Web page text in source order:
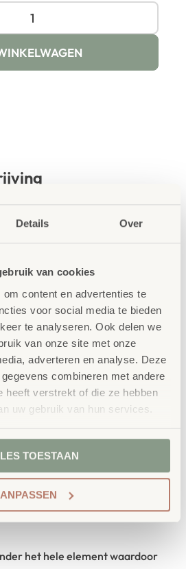
Details Over
van cookies
content en advertenties te
voor social media te bieden
te analyseren. Ook delen we
van onze site met onze
adverteren en analyse. Deze
combineren met andere
heeft verstrekt of die ze hebben
uw gebruik van hun services.
TOESTAAN
75x75cm is ontworpen om
te stimuleren door
voegen aan de speelomgeving.
eroverheen kruipen of
van een groter parcours. De
en voorzien van een veilige
zijn duurzaam en bestand
terwijl de afgeronde hoeken
Dit platform bevordert niet
maar ook samenwerking en
bij hoogte maat 0 naar
voetstuk 60cm. Keuze uit 3
en toplagen linoleum of
het hele element waardoor